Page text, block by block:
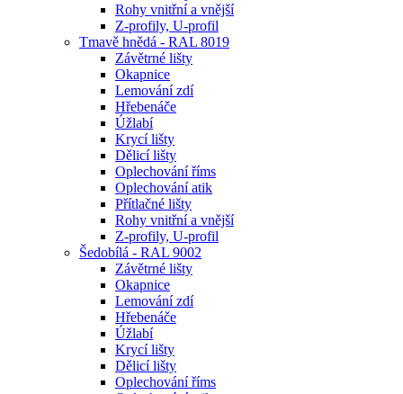
Rohy vnitřní a vnější
Z-profily, U-profil
Tmavě hnědá - RAL 8019
Závětrné lišty
Okapnice
Lemování zdí
Hřebenáče
Úžlabí
Krycí lišty
Dělicí lišty
Oplechování říms
Oplechování atik
Přítlačné lišty
Rohy vnitřní a vnější
Z-profily, U-profil
Šedobílá - RAL 9002
Závětrné lišty
Okapnice
Lemování zdí
Hřebenáče
Úžlabí
Krycí lišty
Dělicí lišty
Oplechování říms